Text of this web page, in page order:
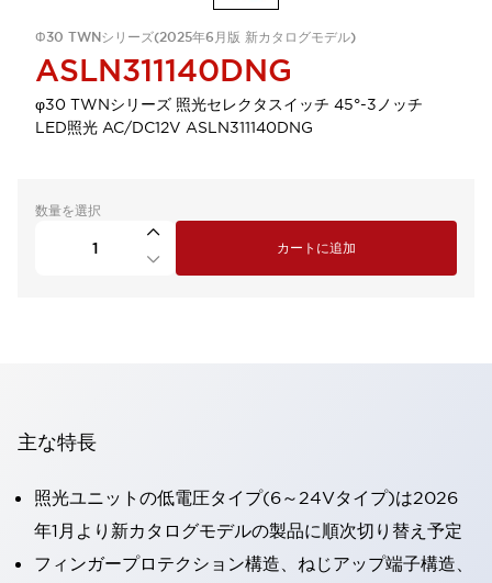
Φ30 TWNシリーズ(2025年6月版 新カタログモデル)
ASLN311140DNG
φ30 TWNシリーズ 照光セレクタスイッチ 45°-3ノッチ
LED照光 AC/DC12V ASLN311140DNG
数量を選択
カートに追加
主な特長
照光ユニットの低電圧タイプ(6～24Vタイプ)は2026
年1月より新カタログモデルの製品に順次切り替え予定
フィンガープロテクション構造、ねじアップ端子構造、